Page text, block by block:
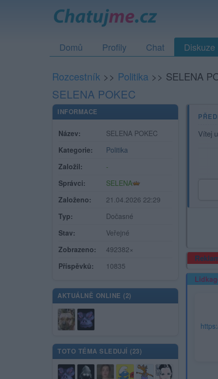
Domů Profily Chat Diskuze
Rozcestník >> Politika >> SELENA
SELENA POKEC
INFORMACE
Název:
SELENA POKEC
Kategorie:
Politika
Založil:
-
Správci:
SELENA
Založeno:
21.04.2026 22:29
Typ:
Dočasné
Stav:
Veřejné
Zobrazeno:
492382×
Příspěvků:
10835
AKTUÁLNĚ ONLINE (2)
TOTO TÉMA SLEDUJÍ (23)
Vítej